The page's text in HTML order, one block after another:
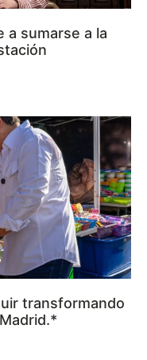
a sumarse a la
transformando